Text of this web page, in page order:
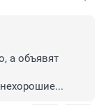
а объявят